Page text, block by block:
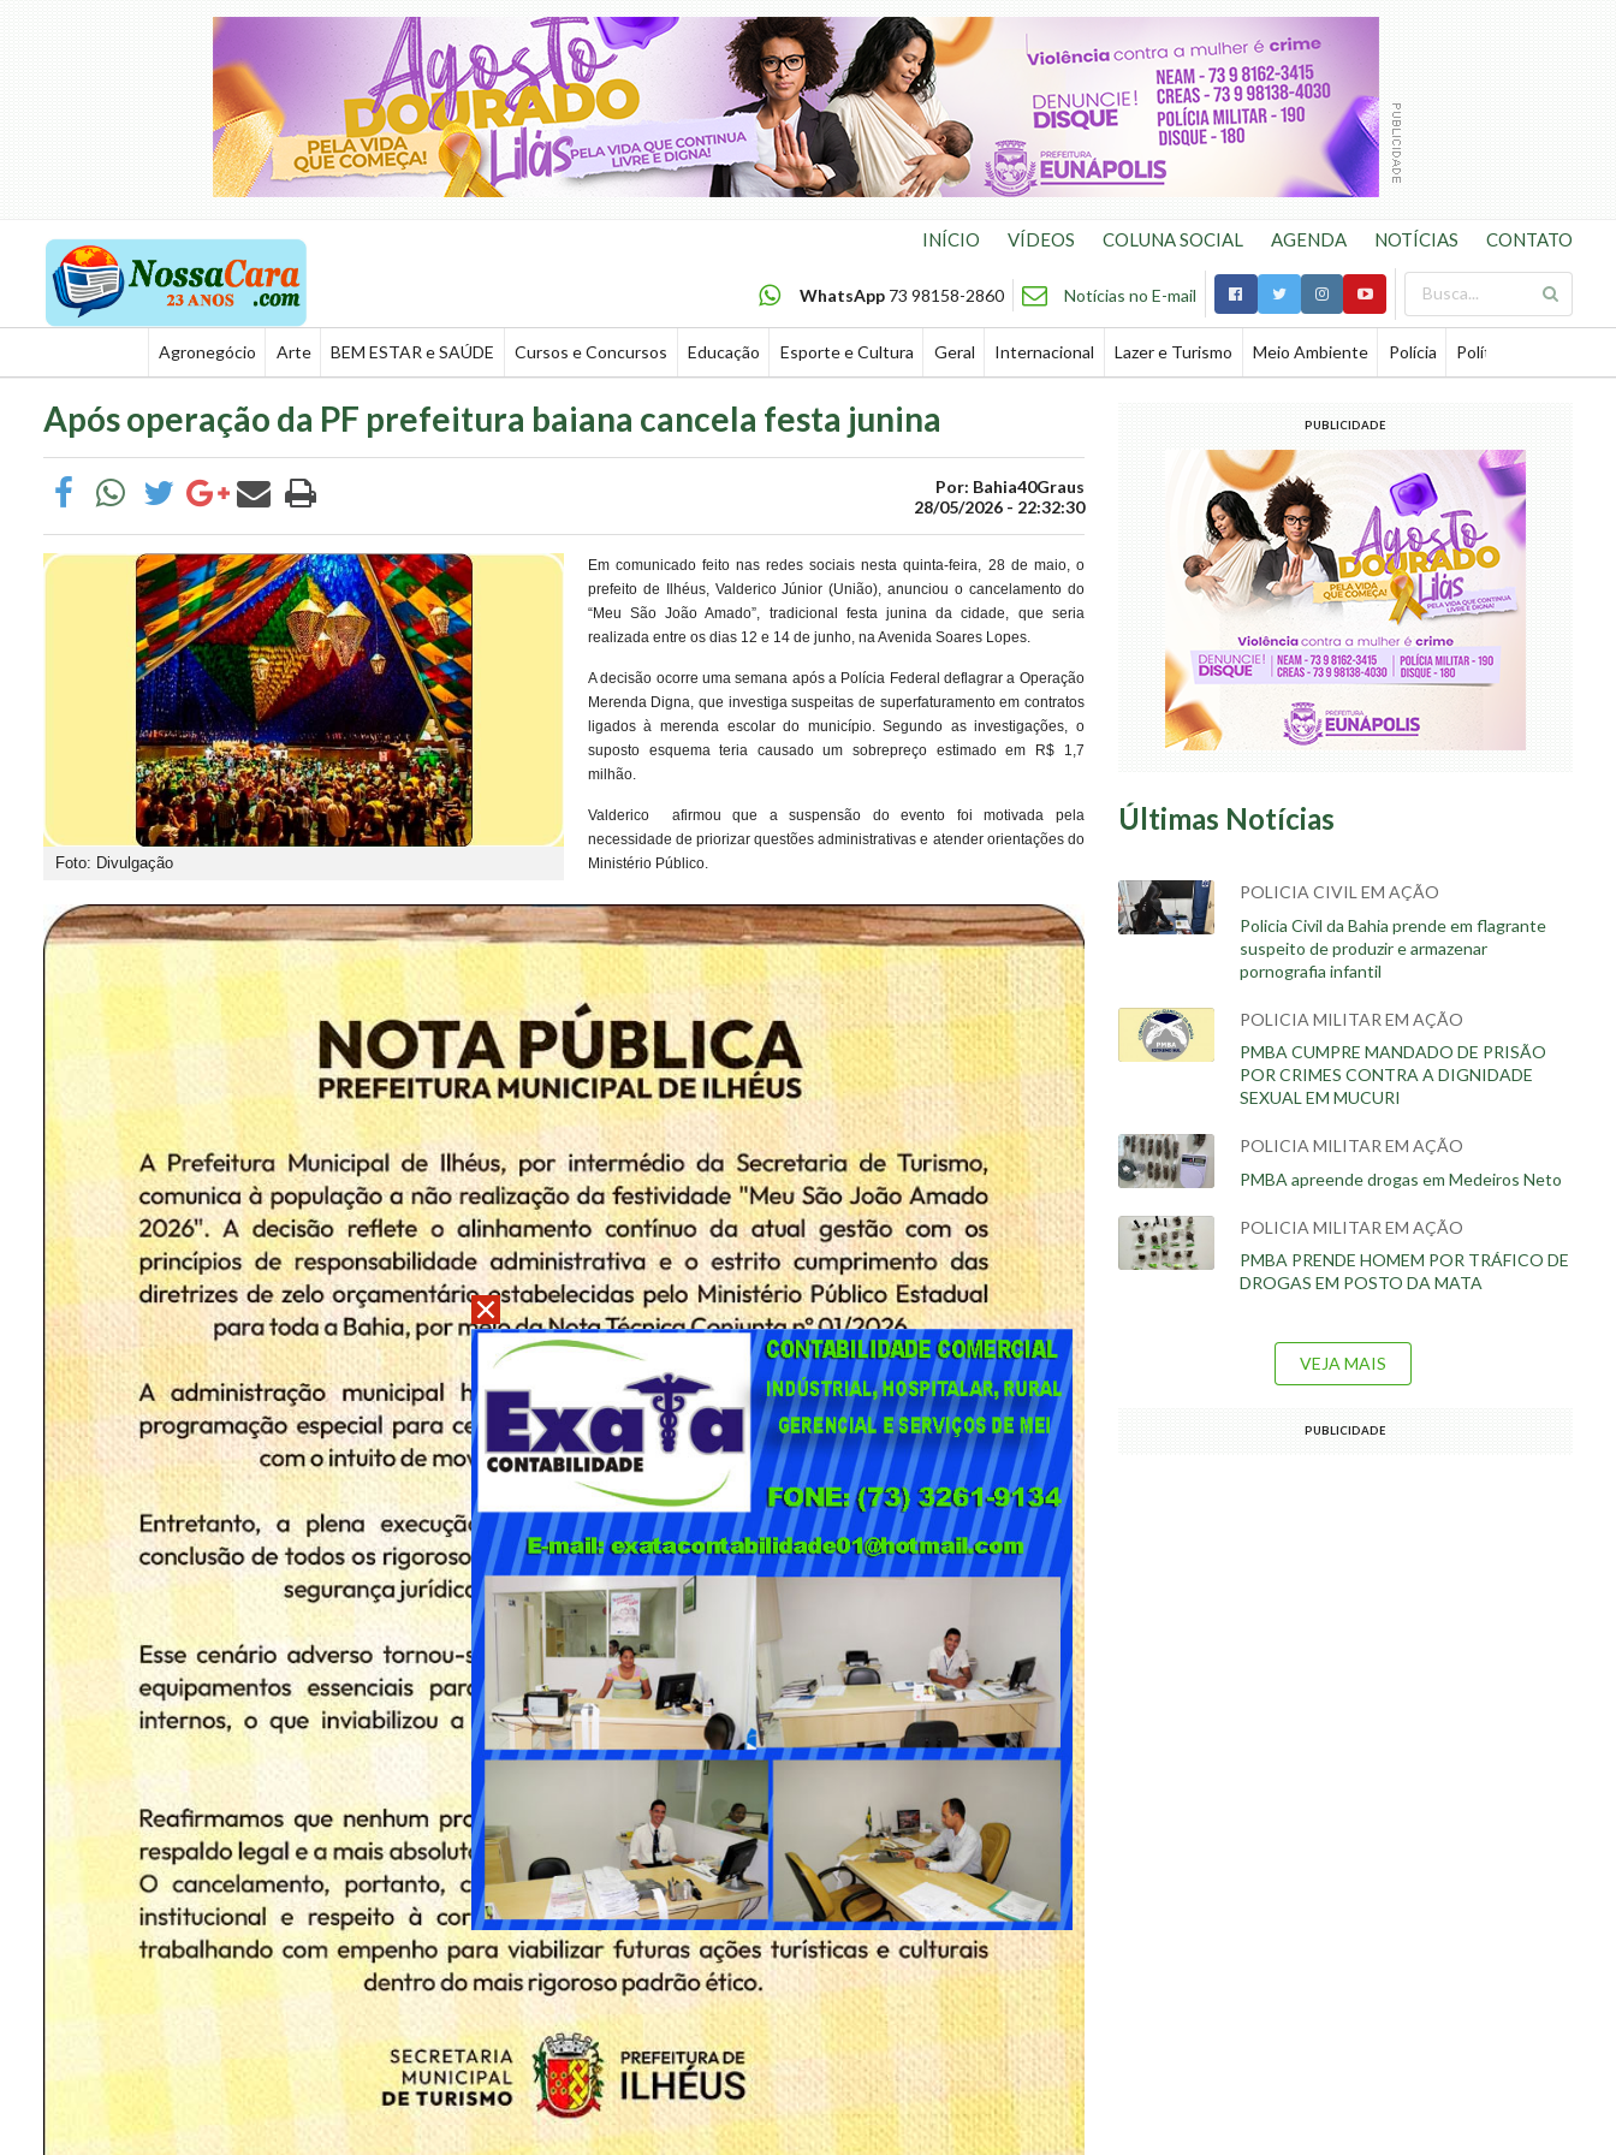
INÍCIO VÍDEOS COLUNA SOCIAL AGENDA NOTÍCIAS CONTATO
WhatsApp 73 98158-2860 Notícias no E-mail
Agronegócio Arte BEM ESTAR e SAÚDE Cursos e Concursos Educação Esporte e Cultura Geral Internacional Lazer e Turismo Meio Ambiente Polícia Política
Após operação da PF prefeitura baiana cancela festa junina
Por: Bahia40Graus
28/05/2026 - 22:32:30
Foto: Divulgação
Em comunicado feito nas redes sociais nesta quinta-feira, 28 de maio, o
prefeito de Ilhéus, Valderico Júnior (União), anunciou o cancelamento do
“Meu São João Amado”, tradicional festa junina da cidade, que seria
realizada entre os dias 12 e 14 de junho, na Avenida Soares Lopes.
A decisão ocorre uma semana após a Polícia Federal deflagrar a Operação
Merenda Digna, que investiga suspeitas de superfaturamento em contratos
ligados à merenda escolar do município. Segundo as investigações, o
suposto esquema teria causado um sobrepreço estimado em R$ 1,7
milhão.
Valderico afirmou que a suspensão do evento foi motivada pela
necessidade de priorizar questões administrativas e atender orientações do
Ministério Público.
PUBLICIDADE
Últimas Notícias
POLICIA CIVIL EM AÇÃO
Policia Civil da Bahia prende em flagrante
suspeito de produzir e armazenar
pornografia infantil
POLICIA MILITAR EM AÇÃO
PMBA CUMPRE MANDADO DE PRISÃO
POR CRIMES CONTRA A DIGNIDADE
SEXUAL EM MUCURI
POLICIA MILITAR EM AÇÃO
PMBA apreende drogas em Medeiros Neto
POLICIA MILITAR EM AÇÃO
PMBA PRENDE HOMEM POR TRÁFICO DE
DROGAS EM POSTO DA MATA
VEJA MAIS
PUBLICIDADE